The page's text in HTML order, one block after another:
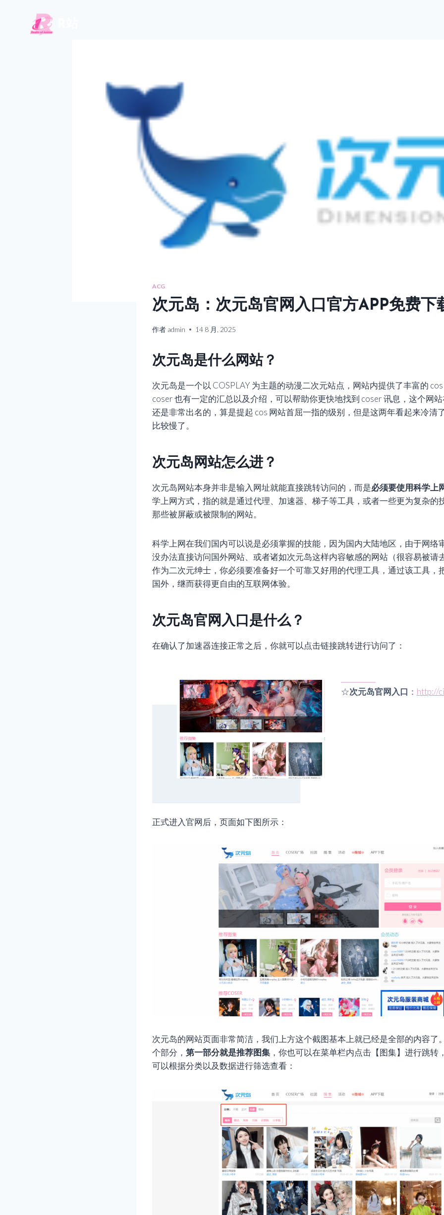
ACG
次元岛：次元岛官网入口官方APP免费下
作者 admin 14 8 月, 2025
次元岛是什么网站？
次元岛是一个以 COSPLAY 为主题的动漫二次元站点，网站内提供了丰富的
coser 也有一定的汇总以及介绍，可以帮助你更快地找到 coser 讯息，这个网
还是非常出名的，算是提起 cos 网站首屈一指的级别，但是这两年看起来冷清
比较慢了。
次元岛网站怎么进？
次元岛网站本身并非是输入网址就能直接跳转访问的，而是必须要使用科学上
学上网方式，指的就是通过代理、加速器、梯子等工具，或者一些更为复杂的
那些被屏蔽或被限制的网站。
科学上网在我们国内可以说是必须掌握的技能，因为国内大陆地区，由于网络
没办法直接访问国外网站、或者诸如次元岛这样内容敏感的网站（很容易被请
作为二次元绅士，你必须要准备好一个可靠又好用的代理工具，通过该工具，
国外，继而获得更自由的互联网体验。
次元岛官网入口是什么？
在确认了加速器连接正常之后，你就可以点击链接跳转进行访问了：
☆次元岛官网入口 ： http://
正式进入官网后，页面如下图所示：
次元岛的网站页面非常简洁，我们上方这个截图基本上就已经是全部的内容了
个部分， 第一部分就是推荐图集 ，你也可以在菜单栏内点击【图集】进行跳转
可以根据分类以及数据进行筛选查看：